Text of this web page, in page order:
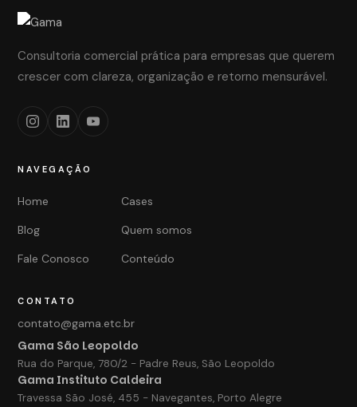
Consultoria comercial prática para empresas que querem
crescer com clareza, organização e retorno mensurável.
NAVEGAÇÃO
Home
Cases
Blog
Quem somos
Fale Conosco
Conteúdo
CONTATO
contato@gama.etc.br
Gama São Leopoldo
Rua do Parque, 780/2 - Padre Reus, São Leopoldo
Gama Instituto Caldeira
Travessa São José, 455 - Navegantes, Porto Alegre